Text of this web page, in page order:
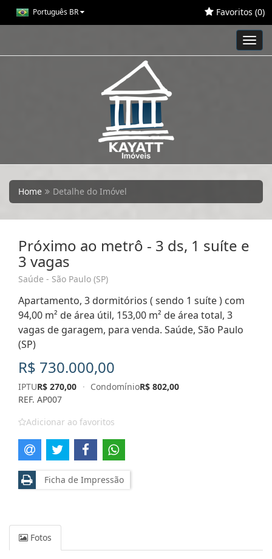
Português BR Favoritos (0)
Home Detalhe do Imóvel
Próximo ao metrô - 3 ds, 1 suíte e
3 vagas
Saúde - São Paulo (SP)
Apartamento, 3 dormitórios ( sendo 1 suíte ) com
94,00 m² de área útil, 153,00 m² de área total, 3
vagas de garagem, para venda. Saúde, São Paulo
(SP)
R$ 730.000,00
IPTUR$ 270,00 · CondomínioR$ 802,00
REF. AP007
Adicionar ao favoritos
Ficha de Impressão
Fotos